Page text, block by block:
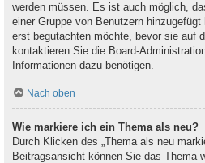
werden müssen. Es ist auch möglich,
einer Gruppe von Benutzern
erst begutachten möchte, bevor sie auf
kontaktieren Sie die Board-
Informationen dazu benötigen.
Nach oben
Wie markiere ich ein Thema als neu?
Durch Klicken des „Thema als neu
Beitragsansicht können Sie das Thema